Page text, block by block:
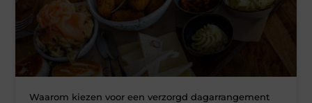
Waarom kiezen voor een verzorgd dagarrangement